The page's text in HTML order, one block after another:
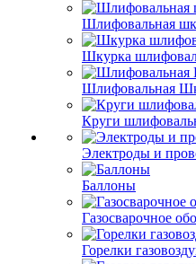
Шлифовальная
Шкурка
Шлифовальная
Круги
Электроды и
Баллоны
Газосварочное
Горелки